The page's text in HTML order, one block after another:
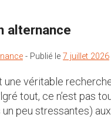
alternance
- Publié le 7 juillet 2026
véritable
tout, ce n’est pas
peu stressantes)